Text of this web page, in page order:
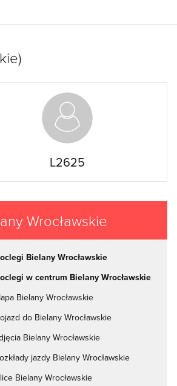
L2625
Wrocławskie
Bielany Wrocławskie
w centrum Bielany Wrocławskie
Bielany Wrocławskie
do Bielany Wrocławskie
Bielany Wrocławskie
jazdy Bielany Wrocławskie
Bielany Wrocławskie